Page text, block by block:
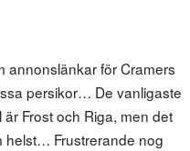
annonslänkar för Cramers
persikor… De vanligaste
Frost och Riga, men det
helst… Frustrerande nog